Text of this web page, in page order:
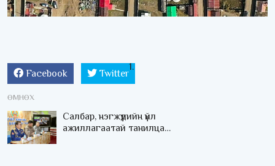
Facebook Twitter
ӨМНӨХ
Салбар, нэгжүүдийн үйл
ажиллагаатай танилцаж,